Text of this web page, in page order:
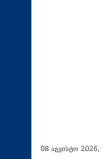
08 აგვისტო 2026,